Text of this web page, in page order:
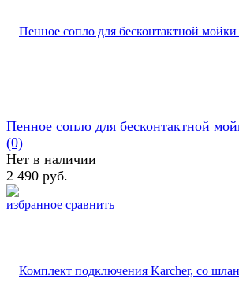
избранное сравнить
Пенное сопло для бесконтактной
(0)
Нет в наличии
2 490 руб.